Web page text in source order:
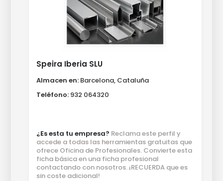
Speira Iberia SLU
Almacen en: Barcelona, Cataluña
Teléfono: 932 064320
¿Es esta tu empresa? Reclama este perfil y
accede a todas las herramientas gratuitas que
ofrece Oficina de Profesionales. Convierte esta
ficha básica en una ficha profesional
contactando con nosotros. ¡RECUERDA que es
sin coste adicional!